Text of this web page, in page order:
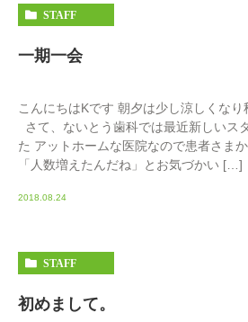
STAFF
一期一会
こんにちはKです 朝夕は少し涼しくな
さて、ないとう歯科では最近新しいス
た アットホームな医院なので患者さま
「人数増えたんだね」とお気づかい […]
2018.08.24
STAFF
初めまして。